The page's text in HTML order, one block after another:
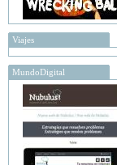
Viajes
MundoDigital